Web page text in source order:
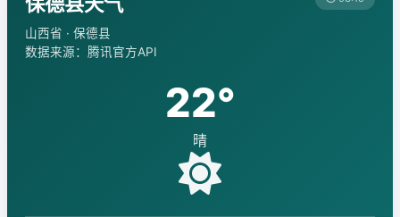
山西省 · 保德县
数据来源：腾讯官方API
22°
晴